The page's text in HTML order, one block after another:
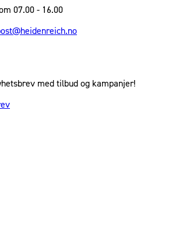
07.00 - 16.00
med tilbud og kampanjer!